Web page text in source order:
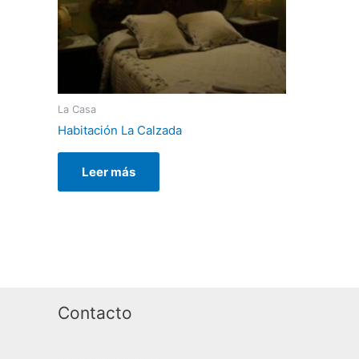
La Casa
Habitación La Calzada
Leer más
Contacto